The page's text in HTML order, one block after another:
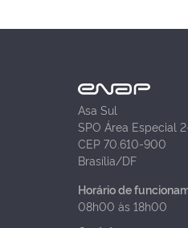
Asa Sul
SPO Área Especial
CEP 70.610-900
Brasília/DF
Horário de
08h00 às 18h00